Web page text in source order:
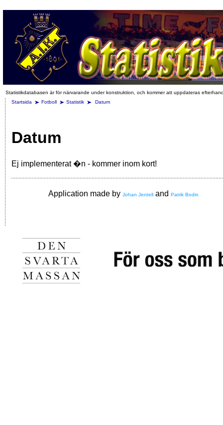
Statistikdatabasen är för närvarande under konstruktion, och kommer att uppdateras
Startsida
Fotboll Statistik Datum
Datum
Ej implementerat �n - kommer inom kort!
Application made by Johan Jentell and Patrik Bodin